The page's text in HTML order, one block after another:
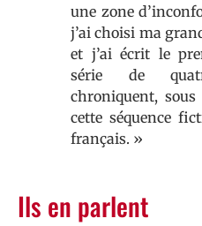
une zone
j’ai choisi ma
et j’ai écrit le
série de
chroniquent,
cette séquence
français. »
Ils en parlent